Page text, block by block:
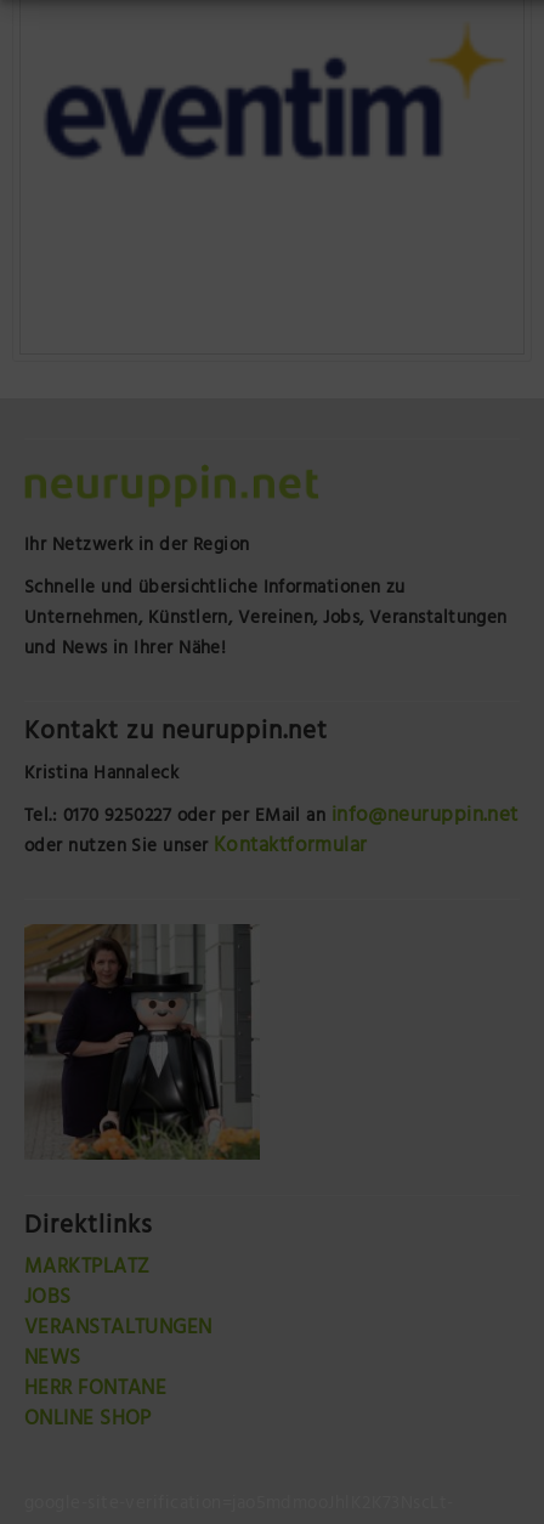
Ihr Netzwerk in der Region
Schnelle und übersichtliche Informationen zu
Unternehmen, Künstlern, Vereinen, Jobs, Veranstaltungen
und News in Ihrer Nähe!
Kontakt zu neuruppin.net
Kristina Hannaleck
Tel.: 0170 9250227 oder per EMail an info@neuruppin.net
oder nutzen Sie unser Kontaktformular
Direktlinks
MARKTPLATZ
JOBS
VERANSTALTUNGEN
NEWS
HERR FONTANE
ONLINE SHOP